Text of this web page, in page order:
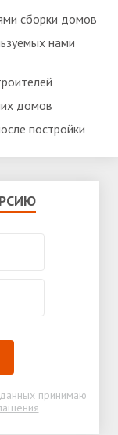
сборки домов
нами
домов
постройки
принимаю